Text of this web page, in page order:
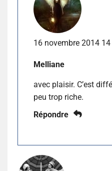
16 novembre 2014
Melliane
avec plaisir. C’est
peu trop riche.
Répondre